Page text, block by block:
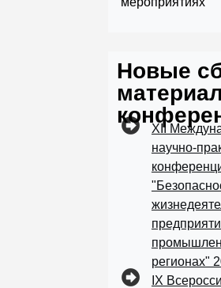
Новые
XII
научно-
регионах"
IX